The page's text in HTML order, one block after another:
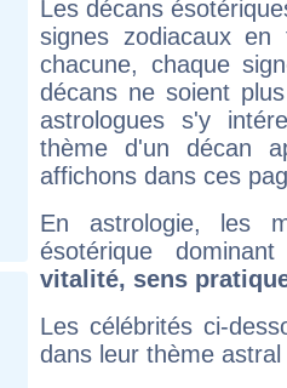
Les décans
signes zodiacaux
chacune, chaque
décans ne soient
astrologues s'y
thème d'un décan
affichons dans ces
En astrologie, les
ésotérique
vitalité, sens
Les célébrités ci-
dans leur thème astral